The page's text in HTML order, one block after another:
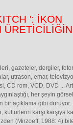
': İKON
gazeteler, dergiler,
utrason, emar,
CD rom, VCD, DVD ...
her şeyin
açıklama gibi duruyor.
karşı karşıya
(Mirzoeff, 1988: 4)